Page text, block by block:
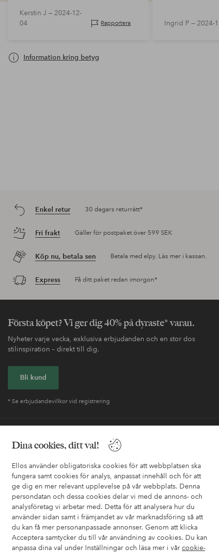
Dina cookies, ditt val!
Ellos använder obligatoriska cookies för att webbplatsen ska
fungera samt cookies för analys, anpassat innehåll och för att
ge dig en mer relevant upplevelse på vår webbplats. Denna
persondatan och dessa cookies delar vi med de annons- och
analysföretag vi arbetar med. Detta för att analysera hur du
använder sidan samt i främjandet av vår marknadsföring så att
du kan få mer personanpassade annonser. Genom att klicka
Acceptera samtycker du till vår användning av cookies. Du kan
anpassa dina val under Inställningar och läsa mer i vår cookie-
Kerstin J — 2024-12-
04
Rapportera Ingrid P — 2024-
Information kring betyg
Enkel retur 30 dagars returrätt*
Fri frakt Gäller för postpaket över 599 SEK
Köp nu, betala sen Betala med elpy. Läs mer i kassan.
Express Få ditt paket redan imorgon*
Första köpet? Vi ger dig 40% på dyraste* varan.
Nyheter varje vecka, exklusiva erbjudanden och en stor dos
stilinspiration – direkt till dig.
Bli kund
* Se erbjudandevillkor vid registrering
I vår FAQ hittar du svaren på de vanligaste frågorna. Här finns
också information om hur du enklast kontaktar oss.
Kundservice Beställning Betalsätt
Mina sidor